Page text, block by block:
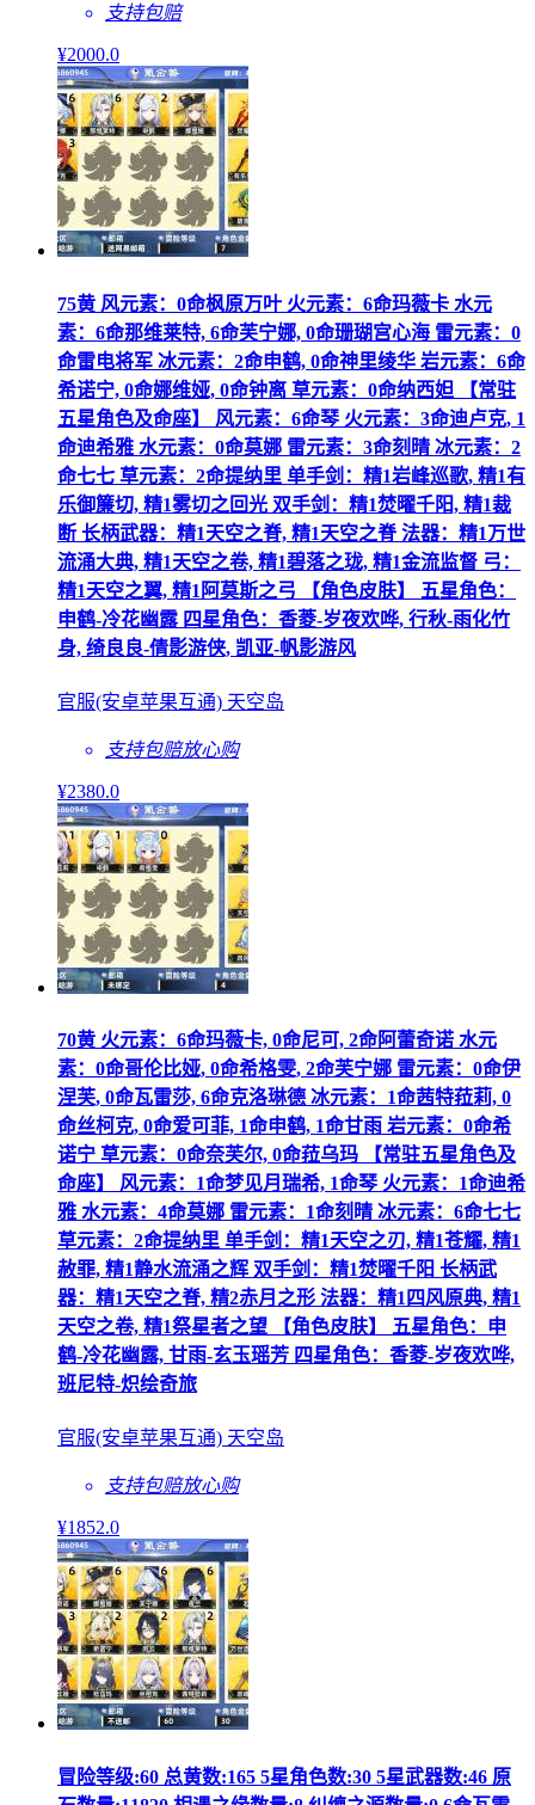
支持包赔
¥2000.0
75黄 风元素：0命枫原万叶 火元素：6命玛薇卡 水元
素：6命那维莱特, 6命芙宁娜, 0命珊瑚宫心海 雷元素：0
命雷电将军 冰元素：2命申鹤, 0命神里绫华 岩元素：6命
希诺宁, 0命娜维娅, 0命钟离 草元素：0命纳西妲 【常驻
五星角色及命座】 风元素：6命琴 火元素：3命迪卢克, 1
命迪希雅 水元素：0命莫娜 雷元素：3命刻晴 冰元素：2
命七七 草元素：2命提纳里 单手剑：精1岩峰巡歌, 精1有
乐御簾切, 精1雾切之回光 双手剑：精1焚曜千阳, 精1裁
断 长柄武器：精1天空之脊, 精1天空之脊 法器：精1万世
流涌大典, 精1天空之卷, 精1碧落之珑, 精1金流监督 弓：
精1天空之翼, 精1阿莫斯之弓 【角色皮肤】 五星角色：
申鹤-冷花幽露 四星角色：香菱-岁夜欢哗, 行秋-雨化竹
身, 绮良良-倩影游侠, 凯亚-帆影游风
官服(安卓苹果互通) 天空岛
支持包赔放心购
¥2380.0
70黄 火元素：6命玛薇卡, 0命尼可, 2命阿蕾奇诺 水元
素：0命哥伦比娅, 0命希格雯, 2命芙宁娜 雷元素：0命伊
涅芙, 0命瓦雷莎, 6命克洛琳德 冰元素：1命茜特菈莉, 0
命丝柯克, 0命爱可菲, 1命申鹤, 1命甘雨 岩元素：0命希
诺宁 草元素：0命奈芙尔, 0命菈乌玛 【常驻五星角色及
命座】 风元素：1命梦见月瑞希, 1命琴 火元素：1命迪希
雅 水元素：4命莫娜 雷元素：1命刻晴 冰元素：6命七七
草元素：2命提纳里 单手剑：精1天空之刃, 精1苍耀, 精1
赦罪, 精1静水流涌之辉 双手剑：精1焚曜千阳 长柄武
器：精1天空之脊, 精2赤月之形 法器：精1四风原典, 精1
天空之卷, 精1祭星者之望 【角色皮肤】 五星角色：申
鹤-冷花幽露, 甘雨-玄玉瑶芳 四星角色：香菱-岁夜欢哗,
班尼特-炽绘奇旅
官服(安卓苹果互通) 天空岛
支持包赔放心购
¥1852.0
冒险等级:60 总黄数:165 5星角色数:30 5星武器数:46 原